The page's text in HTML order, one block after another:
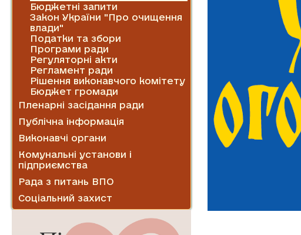
Бюджетні запити
Закон України "Про очищення
влади"
Податки та збори
Програми ради
Регуляторні акти
Регламент ради
Рішення виконавчого комітету
Бюджет громади
Пленарні засідання ради
Публічна інформація
Виконавчі органи
Комунальні установи і
підприємства
Рада з питань ВПО
Соціальний захист